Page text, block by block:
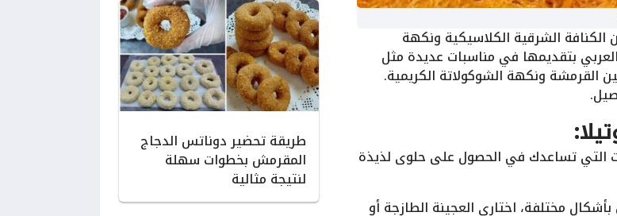
طريقة تحضير دوناتس الدجاج
المقرمش بخطوات سهلة
لنتيجة مثالية
الشرقية الكلاسيكية ونكهة
بتقديمها في مناسبات عديدة مثل
القرمشة ونكهة الشوكولاتة الكريمية.
التي تساعدك في الحصول على حلوى لذيذة
مختلفة، اختاري العجينة الطازجة أو